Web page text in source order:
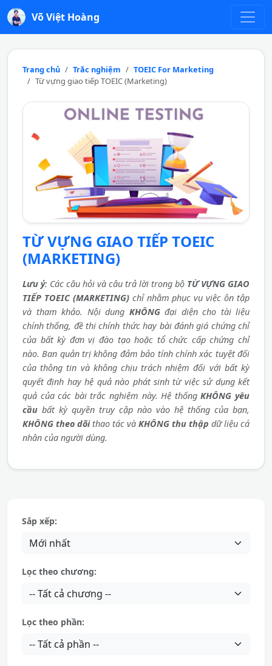
Võ Việt Hoàng
Trang chủ Trắc nghiệm
TOEIC For Marketing
Từ vựng giao tiếp TOEIC (Marketing)
TỪ VỰNG GIAO TIẾP TOEIC
(MARKETING)
Lưu ý: Các câu hỏi và câu trả lời trong bộ TỪ VỰNG GIAO
TIẾP TOEIC (MARKETING)chỉ nhằm phục vụ việc ôn tập
và tham khảo. Nội dung KHÔNGđại diện cho tài liệu
chính thống, đề thi chính thức hay bài đánh giá chứng chỉ
của bất kỳ đơn vị đào tạo hoặc tổ chức cấp chứng chỉ
nào. Ban quản trị không đảm bảo tính chính xác tuyệt đối
của thông tin và không chịu trách nhiệm đối với bất kỳ
quyết định hay hệ quả nào phát sinh từ việc sử dụng kết
quả của các bài trắc nghiệm này. Hệ thốngKHÔNG yêu
cầu bất kỳ quyền truy cập nào vào hệ thống của bạn,
KHÔNG theo dõithao tác và KHÔNG thu thập dữ liệu cá
nhân của người dùng.
Sắp xếp:
Lọc theo chương:
Lọc theo phần: